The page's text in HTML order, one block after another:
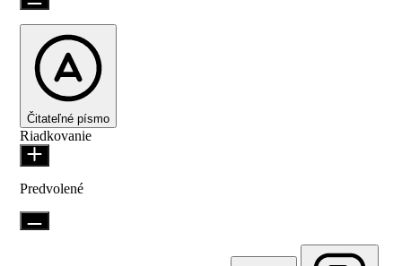
Čitateľné písmo
Riadkovanie
Predvolené